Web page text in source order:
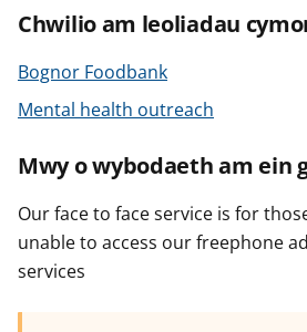
Chwilio am leoliadau
Bognor Foodbank
Mental health outreach
Mwy o wybodaeth am ein
Our face to face service is for
unable to access our freephone
services